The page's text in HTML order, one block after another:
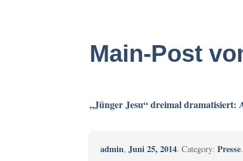
Main-Post
„Jünger Jesu“ dreimal
admin,Juni 25, 2014. Category:Presse.